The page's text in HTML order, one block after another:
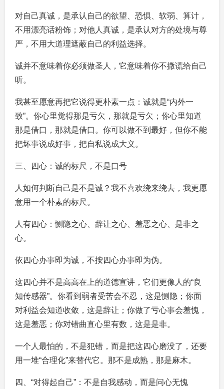
对自己真诚，是承认自己的欲望、恐惧、软弱、算计，
不用漂亮话粉饰；对他人真诚，是承认对方的处境与尊
严，不用大道理遮蔽自己的利益选择。
诚并不意味着你必须做圣人，它意味着你不撒谎给自己
听。
我甚至愿意再把它说得更朴素一点：诚就是“内外一
致”。你心里觉得那是亏欠，那就是亏欠；你心里知道
那是借口，那就是借口。你可以做不到最好，但你不能
把坏事说成好事，把自私说成大义。
三、四心：诚的标尺，不是口号
人如何判断自己是不是诚？我不喜欢绕来绕去，我更愿
意用一个朴素的标尺。
人有四心：恻隐之心、辞让之心、羞恶之心、是非之
心。
依四心办事即为诚，不按四心办事即为伪。
这四心并不是高高在上的道德宣讲，它们更像人的“良
知传感器”。你看到弱者受苦会不忍，这是恻隐；你面
对利益会知道收敛，这是辞让；你做了亏心事会羞愧，
这是羞恶；你对错曲直心里有数，这是是非。
一个人最怕的，不是犯错，而是把这四心磨没了，还要
用一堆“合理化”来替代它。那不是成熟，那是麻木。
四、“对得起自己”：不是自我感动，而是问心无愧